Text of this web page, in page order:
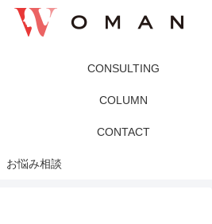
CONSULTING
COLUMN
CONTACT
お悩み相談